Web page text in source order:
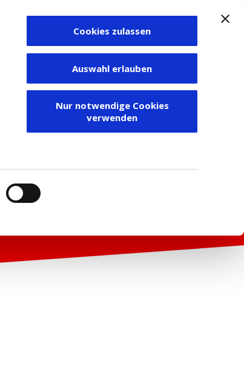
Cookies zulassen
Auswahl erlauben
Nur notwendige Cookies
verwenden
Zum Depot